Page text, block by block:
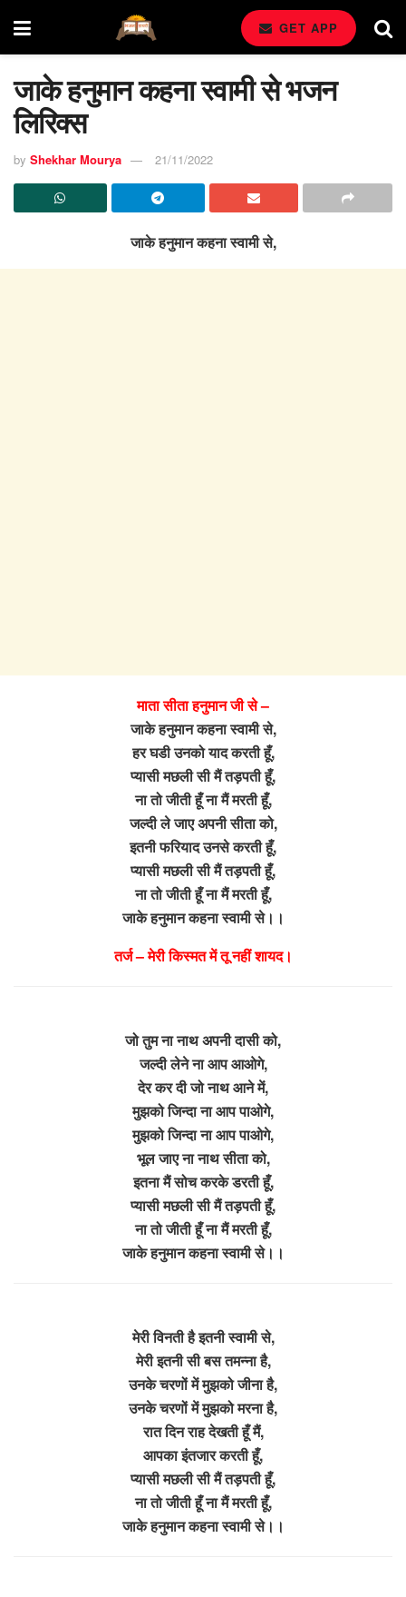
GET APP
जाके हनुमान कहना स्वामी से भजन
लिरिक्स
by Shekhar Mourya 21/11/2022
जाके हनुमान कहना स्वामी से,
माता सीता हनुमान जी से –
जाके हनुमान कहना स्वामी से,
हर घडी उनको याद करती हूँ,
प्यासी मछली सी मैं तड़पती हूँ,
ना तो जीती हूँ ना मैं मरती हूँ,
जल्दी ले जाए अपनी सीता को,
इतनी फरियाद उनसे करती हूँ,
प्यासी मछली सी मैं तड़पती हूँ,
ना तो जीती हूँ ना मैं मरती हूँ,
जाके हनुमान कहना स्वामी से।।
तर्ज – मेरी किस्मत में तू नहीं शायद।
जो तुम ना नाथ अपनी दासी को,
जल्दी लेने ना आप आओगे,
देर कर दी जो नाथ आने में,
मुझको जिन्दा ना आप पाओगे,
मुझको जिन्दा ना आप पाओगे,
भूल जाए ना नाथ सीता को,
इतना मैं सोच करके डरती हूँ,
प्यासी मछली सी मैं तड़पती हूँ,
ना तो जीती हूँ ना मैं मरती हूँ,
जाके हनुमान कहना स्वामी से।।
मेरी विनती है इतनी स्वामी से,
मेरी इतनी सी बस तमन्ना है,
उनके चरणों में मुझको जीना है,
उनके चरणों में मुझको मरना है,
रात दिन राह देखती हूँ मैं,
आपका इंतजार करती हूँ,
प्यासी मछली सी मैं तड़पती हूँ,
ना तो जीती हूँ ना मैं मरती हूँ,
जाके हनुमान कहना स्वामी से।।